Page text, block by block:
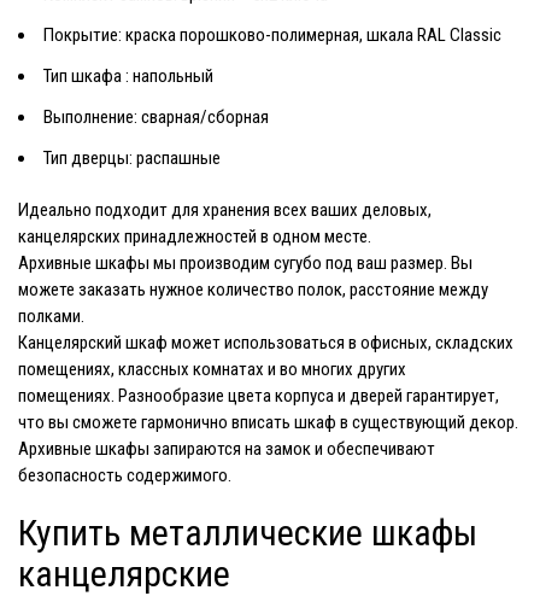
Покрытие: краска порошково-полимерная, шкала RAL Classic
Тип шкафа : напольный
Выполнение: сварная/сборная
Тип дверцы: распашные
Идеально подходит для хранения всех ваших деловых,
канцелярских принадлежностей в одном месте.
Архивные шкафы мы производим сугубо под ваш размер. Вы
можете заказать нужное количество полок, расстояние между
полками.
Канцелярский шкаф может использоваться в офисных, складских
помещениях, классных комнатах и ​​во многих других
помещениях. Разнообразие цвета корпуса и дверей гарантирует,
что вы сможете гармонично вписать шкаф в существующий декор.
Архивные шкафы запираются на замок и обеспечивают
безопасность содержимого.
Купить металлические шкафы
канцелярские